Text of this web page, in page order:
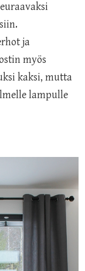
ja
myös
kaksi, mutta
lampulle